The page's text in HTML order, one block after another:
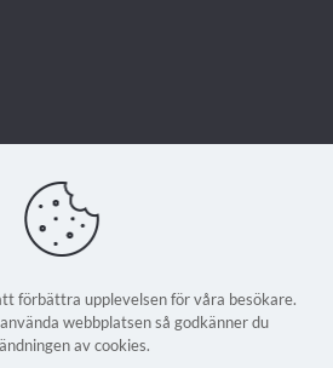
Lidingö - Alla rättigheter reserverade | En
frånWeblicious
förbättra upplevelsen för våra besökare.
webbplatsen så godkänner du
av cookies.